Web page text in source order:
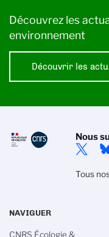
Découvrez les
environnement
Découvrir les
Nous
Tous
NAVIGUER
CNRS Écologie &